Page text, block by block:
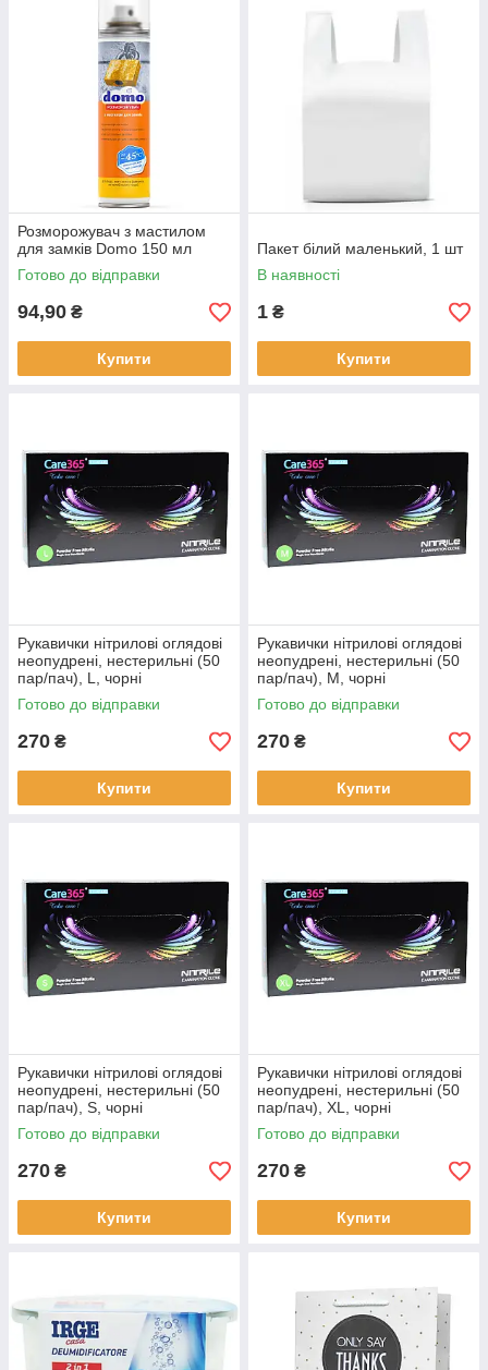
Розморожувач з мастилом
для замків Domo 150 мл
Готово до відправки
94,90 ₴
Купити
Пакет білий маленький, 1 шт
В наявності
1 ₴
Купити
Рукавички нітрилові оглядові
неопудрені, нестерильні (50
пар/пач), L, чорні
Готово до відправки
270 ₴
Купити
Рукавички нітрилові оглядові
неопудрені, нестерильні (50
пар/пач), М, чорні
Готово до відправки
270 ₴
Купити
Рукавички нітрилові оглядові
неопудрені, нестерильні (50
пар/пач), S, чорні
Готово до відправки
270 ₴
Купити
Рукавички нітрилові оглядові
неопудрені, нестерильні (50
пар/пач), XL, чорні
Готово до відправки
270 ₴
Купити